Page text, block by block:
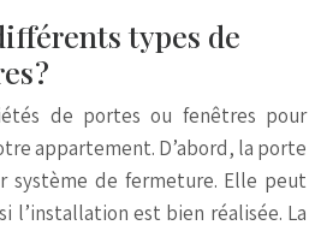
types de
?
de portes ou fenêtres pour
appartement. D’abord, la porte
système de fermeture. Elle peut
l’installation est bien réalisée. La